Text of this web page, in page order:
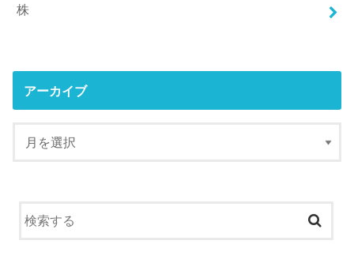
株
アーカイブ